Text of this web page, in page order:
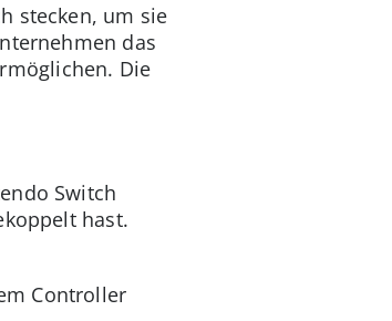
stecken, um sie
das
Die
Switch
hast.
Controller